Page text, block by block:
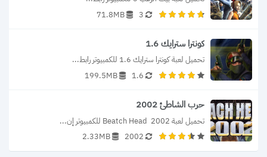
3
71.8MB
كونترا سترايك 1.6
تحميل لعبة كونترا سترايك 1.6 للكمبيوتر رابط...
1.6
199.5MB
حرب الشاطئ 2002
تحميل لعبة Beatch Head  2002 للكمبيوتر إن...
2002
2.33MB